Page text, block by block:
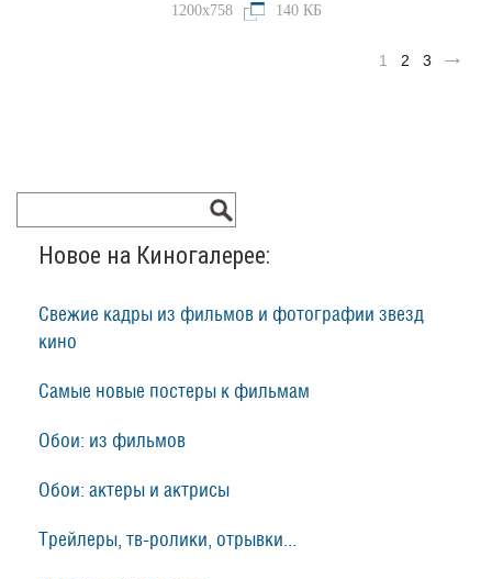
1200x758 140 КБ
1 2 3
Новое на Киногалерее:
Свежие кадры из фильмов и фотографии звезд
кино
Самые новые постеры к фильмам
Обои: из фильмов
Обои: актеры и актрисы
Трейлеры, тв-ролики, отрывки...